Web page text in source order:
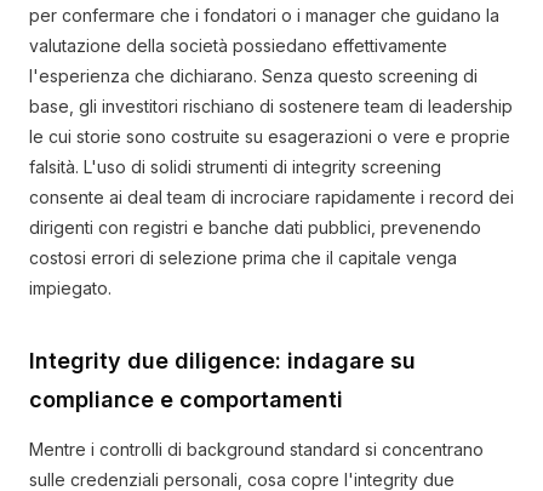
per confermare che i fondatori o i manager che guidano la
valutazione della società possiedano effettivamente
l'esperienza che dichiarano. Senza questo screening di
base, gli investitori rischiano di sostenere team di leadership
le cui storie sono costruite su esagerazioni o vere e proprie
falsità. L'uso di solidi strumenti di integrity screening
consente ai deal team di incrociare rapidamente i record dei
dirigenti con registri e banche dati pubblici, prevenendo
costosi errori di selezione prima che il capitale venga
impiegato.
Integrity due diligence: indagare su
compliance e comportamenti
Mentre i controlli di background standard si concentrano
sulle credenziali personali, cosa copre l'integrity due